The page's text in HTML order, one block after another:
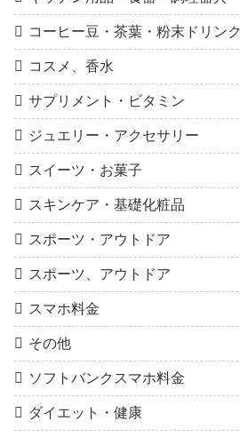
コーヒー豆・茶葉・粉末ドリンク
コスメ、香水
サプリメント・ビタミン
ジュエリー・アクセサリー
スイーツ・お菓子
スキンケア・基礎化粧品
スポーツ・アウトドア
スポーツ、アウトドア
スマホ料金
その他
ソフトバンクスマホ料金
ダイエット・健康